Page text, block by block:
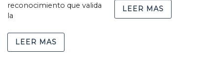
reconocimiento que valida
la
LEER MAS
LEER MAS